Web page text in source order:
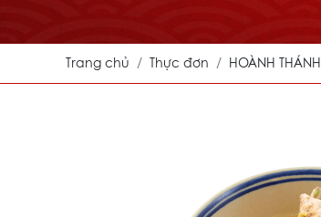
Trang chủ Thực đơn HOÀNH THÁNH